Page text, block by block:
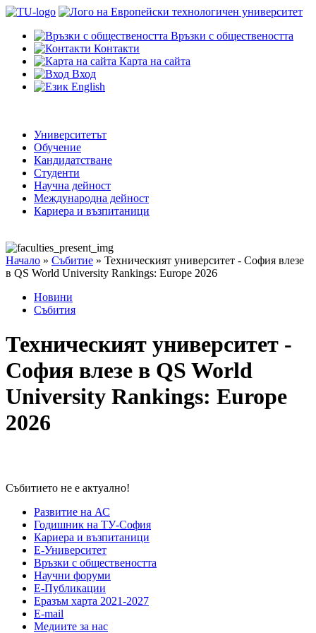
Връзки с обществеността
Контакти
Карта на сайта
Вход
English
Университетът
Обучение
Кандидатстване
Студенти
Научна дейност
Международна дейност
Кариера и възпитаници
Начало » Събитие » Техническият университет - София влезе
в QS World University Rankings: Europe 2026
Новини
Събития
Техническият университет -
София влезе в QS World
University Rankings: Europe
2026
Събитието не е актуално!
Развитие на АС
Годишник на ТУ-София
Кариера и възпитаници
Е-Университет
Връзки с обществеността
Научни форуми
Е-Публикации
Еразъм харта 2021-2027
E-mail
Медиите за нас